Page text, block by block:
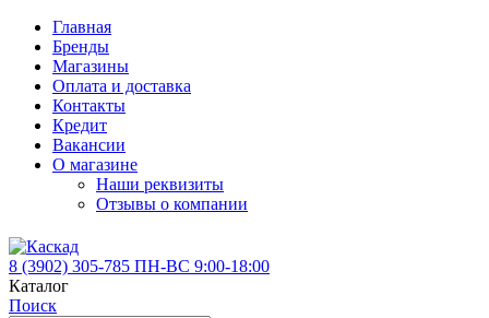
Главная
Бренды
Магазины
Оплата и доставка
Контакты
Кредит
Вакансии
О магазине
Наши реквизиты
Отзывы о компании
8 (3902) 305-785 ПН-ВС 9:00-18:00
Каталог
Поиск